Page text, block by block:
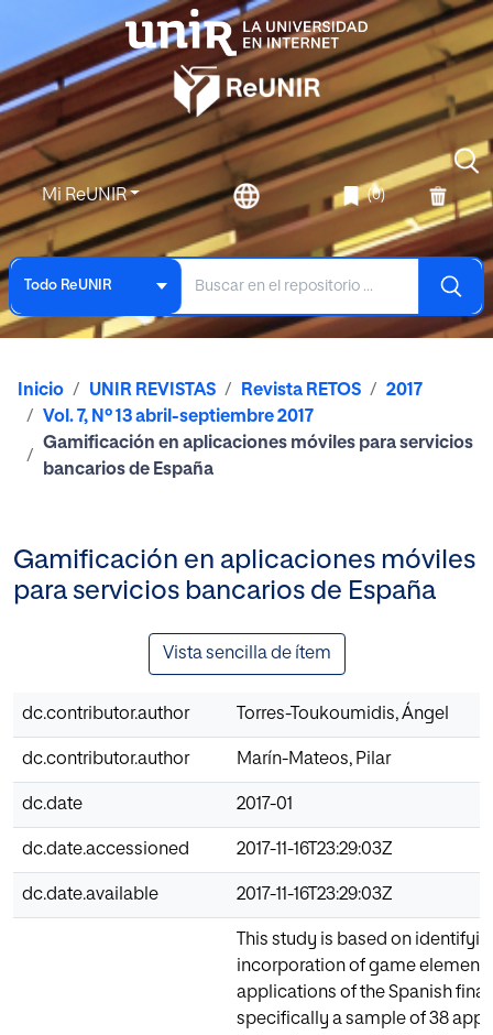
Mi ReUNIR (0)
Todo ReUNIR
Inicio UNIR REVISTAS Revista RETOS
2017
Vol. 7, Nº 13 abril-septiembre 2017
Gamificación en aplicaciones móviles para servicios
bancarios de España
Gamificación en aplicaciones móviles
para servicios bancarios de España
Vista sencilla de ítem
dc.contributor.author Torres-Toukoumidis, Ángel
dc.contributor.author Marín-Mateos, Pilar
dc.date 2017-01
dc.date.accessioned 2017-11-16T23:29:03Z
dc.date.available 2017-11-16T23:29:03Z
This study is based on
incorporation of game
applications of the Spanish
specifically a sample of 38